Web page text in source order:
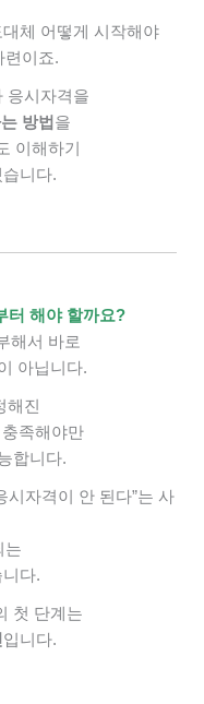
대체 어떻게 시작해야
련이죠.
응시자격을
방법 을
이해하기
니다.
터 해야 할까요?
해서 바로
아닙니다.
해진
충족해야만
합니다.
시자격이 안 된다”는 사
는
다.
첫 단계는
입니다.